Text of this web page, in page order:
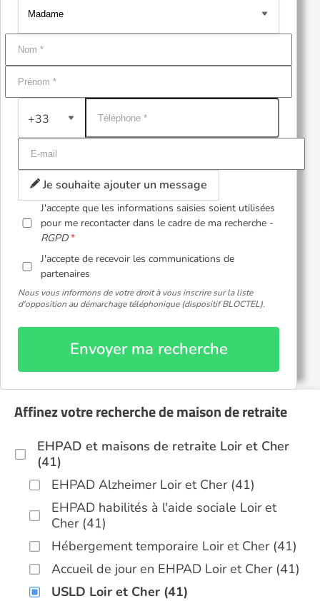
+33
Je souhaite ajouter un message
J'accepte que les informations saisies soient utilisées
pour me recontacter dans le cadre de ma recherche -
RGPD
J'accepte de recevoir les communications de
partenaires
Nous vous informons de votre droit à vous inscrire sur la liste
d'opposition au démarchage téléphonique (dispositif BLOCTEL).
Envoyer ma recherche
Affinez votre recherche de maison de retraite
EHPAD et maisons de retraite Loir et Cher
(41)
EHPAD Alzheimer Loir et Cher (41)
EHPAD habilités à l'aide sociale Loir et
Cher (41)
Hébergement temporaire Loir et Cher (41)
Accueil de jour en EHPAD Loir et Cher (41)
USLD Loir et Cher (41)